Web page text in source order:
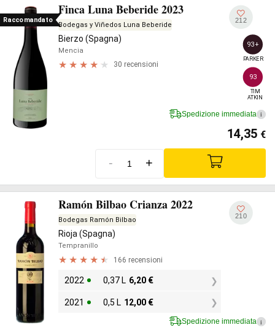
Raccomandato
Finca Luna Beberide 2023
Bodegas y Viñedos Luna Beberide
Bierzo (Spagna)
Mencia
30 recensioni
212
93+
PARKER
93
TIM
ATKIN
Spedizione immediata i
14,35 €
- +
Ramón Bilbao Crianza 2022
Bodegas Ramón Bilbao
Rioja (Spagna)
Tempranillo
166 recensioni
2022 0,37 L 6,20 €
2021 0,5 L 12,00 €
210
Spedizione immediata i